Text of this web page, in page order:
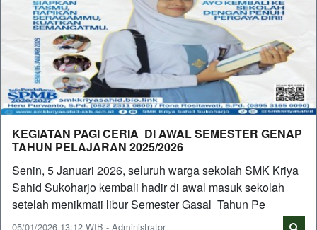
KEGIATAN PAGI CERIA DI AWAL SEMESTER GENAP
TAHUN PELAJARAN 2025/2026
Senin, 5 Januari 2026, seluruh warga sekolah SMK Kriya
Sahid Sukoharjo kembali hadir di awal masuk sekolah
setelah menikmati libur Semester Gasal Tahun Pe
05/01/2026 13:12 WIB - Administrator